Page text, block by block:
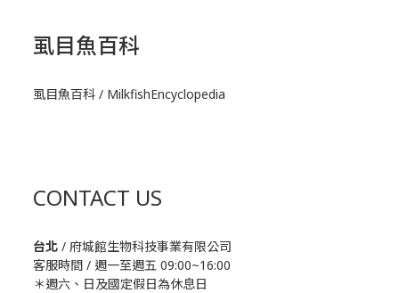
虱目魚百科
虱目魚百科 / MilkfishEncyclopedia
CONTACT US
台北 / 府城館生物科技事業有限公司
客服時間 / 週一至週五 09:00~16:00
＊週六、日及國定假日為休息日